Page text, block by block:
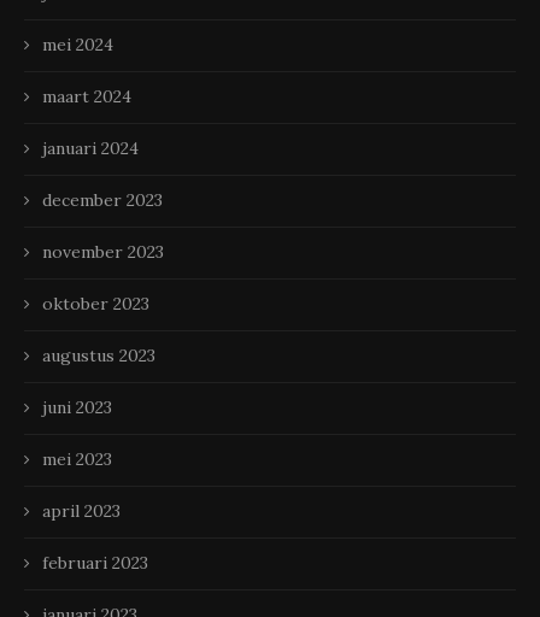
mei 2024
maart 2024
januari 2024
december 2023
november 2023
oktober 2023
augustus 2023
juni 2023
mei 2023
april 2023
februari 2023